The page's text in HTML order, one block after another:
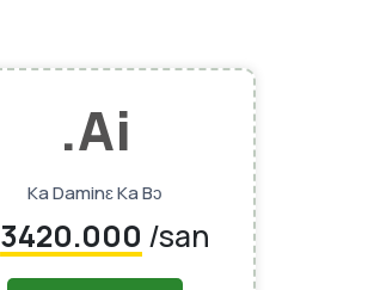
.ai
Ka Daminɛ Ka Bɔ
3420.000 /san